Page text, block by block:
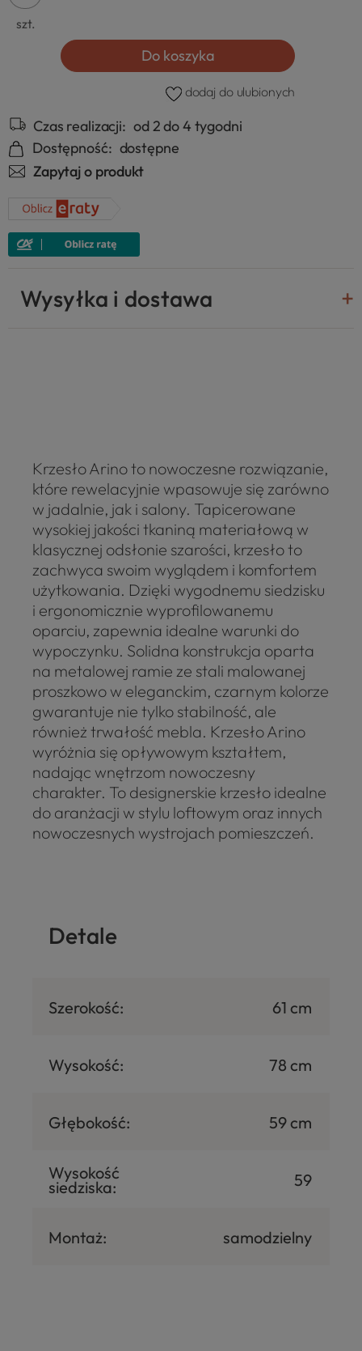
szt.
Do koszyka
dodaj do ulubionych
Czas realizacji: od 2 do 4 tygodni
Dostępność: dostępne
Zapytaj o produkt
Wysyłka i dostawa
Krzesło Arino to nowoczesne rozwiązanie,
które rewelacyjnie wpasowuje się zarówno
w jadalnie, jak i salony. Tapicerowane
wysokiej jakości tkaniną materiałową w
klasycznej odsłonie szarości, krzesło to
zachwyca swoim wyglądem i komfortem
użytkowania. Dzięki wygodnemu siedzisku
i ergonomicznie wyprofilowanemu
oparciu, zapewnia idealne warunki do
wypoczynku. Solidna konstrukcja oparta
na metalowej ramie ze stali malowanej
proszkowo w eleganckim, czarnym kolorze
gwarantuje nie tylko stabilność, ale
również trwałość mebla. Krzesło Arino
wyróżnia się opływowym kształtem,
nadając wnętrzom nowoczesny
charakter. To designerskie krzesło idealne
do aranżacji w stylu loftowym oraz innych
nowoczesnych wystrojach pomieszczeń.
Detale
Szerokość: 61 cm
Wysokość: 78 cm
Głębokość: 59 cm
Wysokość
siedziska: 59
Montaż: samodzielny